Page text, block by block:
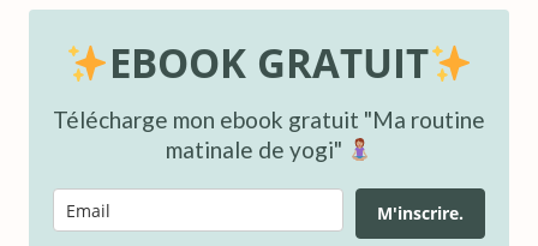
EBOOK GRATUIT
Télécharge mon ebook gratuit "Ma routine
matinale de yogi"
M'inscrire.